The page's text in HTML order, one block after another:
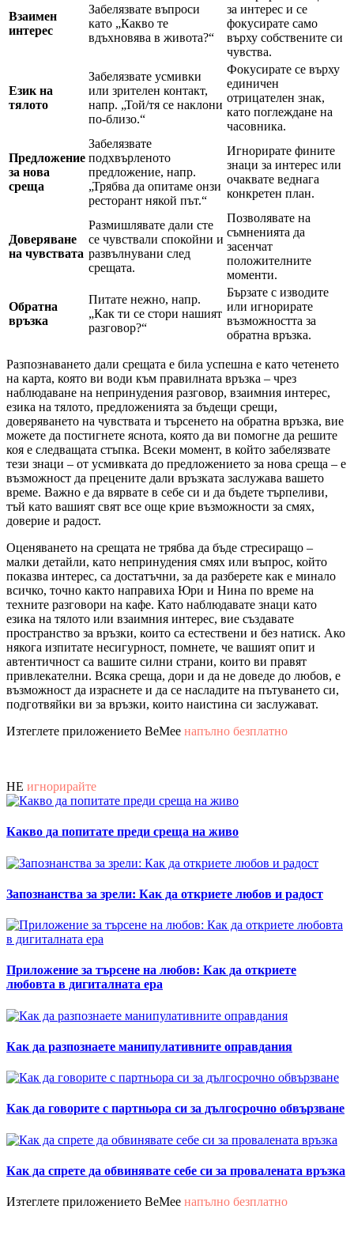
Взаимен
интерес
Забелязвате въпроси
като „Какво те
вдъхновява в живота?“
за интерес и се
фокусирате само
върху собствените си
чувства.
Език на
тялото
Забелязвате усмивки
или зрителен контакт,
напр. „Той/тя се наклони
по-близо.“
Фокусирате се върху
единичен
отрицателен знак,
като поглеждане на
часовника.
Предложение
за нова
среща
Забелязвате
подхвърленото
предложение, напр.
„Трябва да опитаме онзи
ресторант някой път.“
Игнорирате фините
знаци за интерес или
очаквате веднага
конкретен план.
Доверяване
на чувствата
Размишлявате дали сте
се чувствали спокойни и
развълнувани след
срещата.
Позволявате на
съмненията да
засенчат
положителните
моменти.
Обратна
връзка
Питате нежно, напр.
„Как ти се стори нашият
разговор?“
Бързате с изводите
или игнорирате
възможността за
обратна връзка.
Разпознаването дали срещата е била успешна е като четенето
на карта, която ви води към правилната връзка – чрез
наблюдаване на непринудения разговор, взаимния интерес,
езика на тялото, предложенията за бъдещи срещи,
доверяването на чувствата и търсенето на обратна връзка, вие
можете да постигнете яснота, която да ви помогне да решите
коя е следващата стъпка. Всеки момент, в който забелязвате
тези знаци – от усмивката до предложението за нова среща – е
възможност да прецените дали връзката заслужава вашето
време. Важно е да вярвате в себе си и да бъдете търпеливи,
тъй като вашият свят все още крие възможности за смях,
доверие и радост.
Оценяването на срещата не трябва да бъде стресиращо –
малки детайли, като непринудения смях или въпрос, който
показва интерес, са достатъчни, за да разберете как е минало
всичко, точно както направиха Юри и Нина по време на
техните разговори на кафе. Като наблюдавате знаци като
езика на тялото или взаимния интерес, вие създавате
пространство за връзки, които са естествени и без натиск. Ако
някога изпитате несигурност, помнете, че вашият опит и
автентичност са вашите силни страни, които ви правят
привлекателни. Всяка среща, дори и да не доведе до любов, е
възможност да израснете и да се насладите на пътуването си,
подготвяйки ви за връзки, които наистина си заслужават.
Изтеглете приложението BeMee напълно безплатно
НЕ игнорирайте
Какво да попитате преди среща на живо
Запознанства за зрели: Как да откриете любов и радост
Приложение за търсене на любов: Как да откриете
любовта в дигиталната ера
Как да разпознаете манипулативните оправдания
Как да говорите с партньора си за дългосрочно обвързване
Как да спрете да обвинявате себе си за провалената връзка
Изтеглете приложението BeMee напълно безплатно